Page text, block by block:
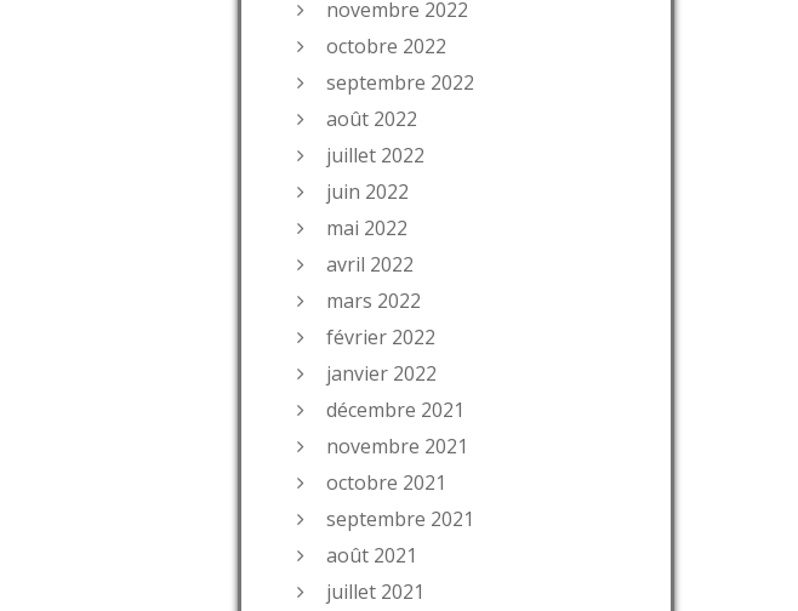
novembre 2022
octobre 2022
septembre 2022
août 2022
juillet 2022
juin 2022
mai 2022
avril 2022
mars 2022
février 2022
janvier 2022
décembre 2021
novembre 2021
octobre 2021
septembre 2021
août 2021
juillet 2021